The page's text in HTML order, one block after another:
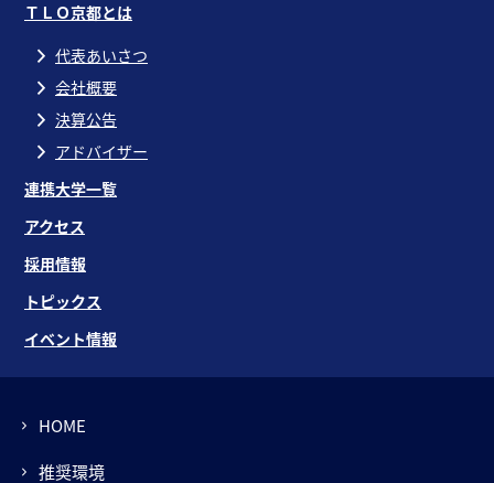
ＴＬＯ京都とは
代表あいさつ
会社概要
決算公告
アドバイザー
連携大学一覧
アクセス
採用情報
トピックス
イベント情報
HOME
推奨環境